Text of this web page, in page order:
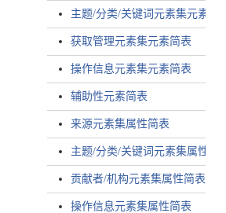
主题/分类/关键词元素集元素简表
获取管理元素集元素简表
操作信息元素集元素简表
辅助性元素简表
来源元素集属性简表
主题/分类/关键词元素集属性简表
贡献者/机构元素集属性简表
操作信息元素集属性简表